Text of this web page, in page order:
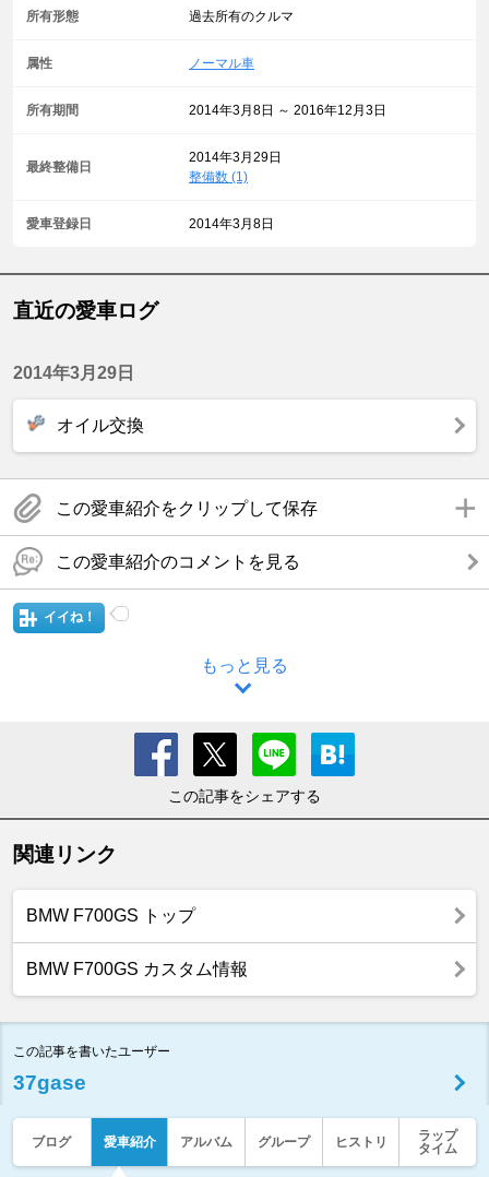
所有形態 過去所有のクルマ
属性 ノーマル車
所有期間 2014年3月8日 ～ 2016年12月3日
最終整備日
2014年3月29日
整備数 (1)
愛車登録日 2014年3月8日
直近の愛車ログ
2014年3月29日
オイル交換
この愛車紹介をクリップして保存
この愛車紹介のコメントを見る
イイね！
もっと見る
この記事をシェアする
関連リンク
BMW F700GS トップ
BMW F700GS カスタム情報
この記事を書いたユーザー
37gase
ブログ 愛車紹介 アルバム グループ ヒストリ
ラップ
タイム